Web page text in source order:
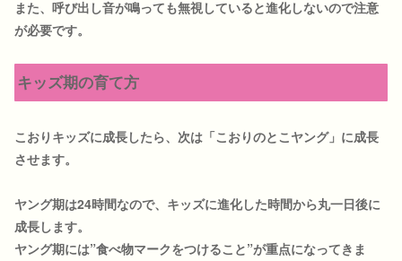
また、呼び出し音が鳴っても無視していると進化しないので注意
が必要です。
キッズ期の育て方
こおりキッズに成長したら、次は「こおりのとこヤング」に成長
させます。
ヤング期は24時間なので、キッズに進化した時間から丸一日後に
成長します。
ヤング期には”食べ物マークをつけること”が重点になってきま